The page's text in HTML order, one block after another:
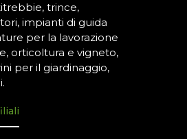
trince,
impianti di guida
per la lavorazione
orticoltura e vigneto,
per il giardinaggio,